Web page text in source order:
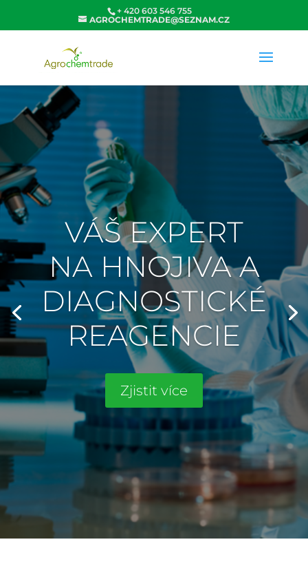
+ 420 603 546 755
AGROCHEMTRADE@SEZNAM.CZ
VÁŠ EXPERT
NA HNOJIVA A
DIAGNOSTICKÉ
REAGENCIE
Zjistit více